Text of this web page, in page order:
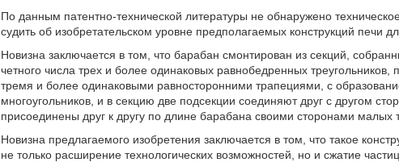
По данным патентно-технической литературы не обнаружено
судить об изобретательском уровне предполагаемых конструкций печи
Новизна заключается в том, что барабан смонтирован из секций,
четного числа трех и более одинаковых равнобедренных
тремя и более одинаковыми равносторонними трапециями, с
многоугольников, и в секцию две подсекции соединяют друг с другом
присоединены друг к другу по длине барабана своими сторонами малых
Новизна предлагаемого изобретения заключается в том, что такое
не только расширение технологических возможностей, но и сжатие